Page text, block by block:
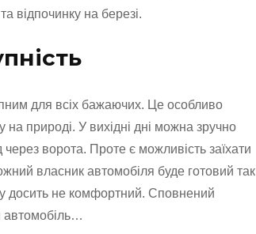
відпочинку на березі.
для всіх бажаючих. Це особливо
природі. У вихідні дні можна зручно
через ворота. Проте є можливість заїхати
власник автомобіля буде готовий так
досить не комфортний. Сповнений
автомобіль…